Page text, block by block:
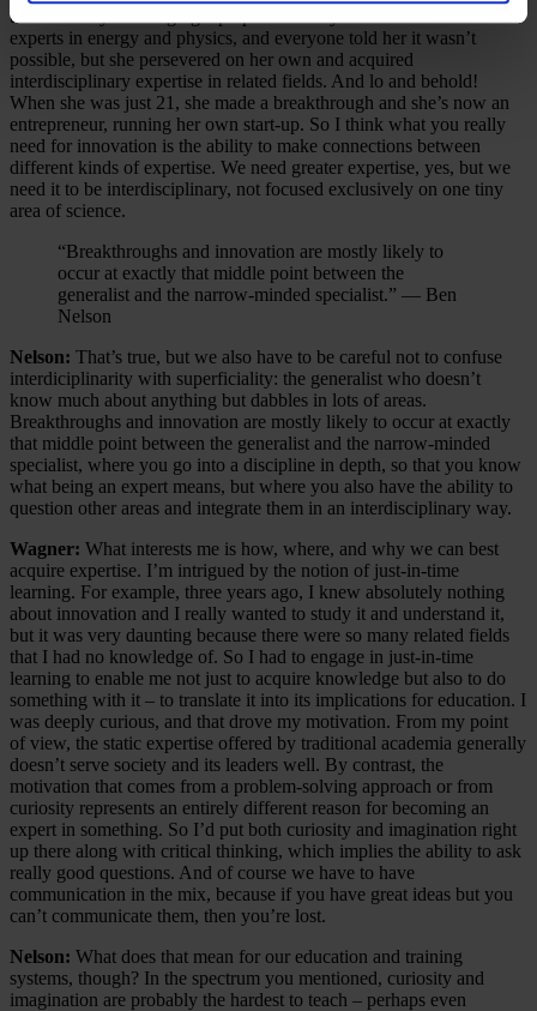
to find a way of charging laptops wirelessly. She consulted all the
experts in energy and physics, and everyone told her it wasn’t
possible, but she persevered on her own and acquired
interdisciplinary expertise in related fields. And lo and behold!
When she was just 21, she made a breakthrough and she’s now an
entrepreneur, running her own start-up. So I think what you really
need for innovation is the ability to make connections between
different kinds of expertise. We need greater expertise, yes, but we
need it to be interdisciplinary, not focused exclusively on one tiny
area of science.
“Breakthroughs and innovation are mostly likely to
occur at exactly that middle point between the
generalist and the narrow-minded specialist.” — Ben
Nelson
Nelson: That’s true, but we also have to be careful not to confuse
interdiciplinarity with superficiality: the generalist who doesn’t
know much about anything but dabbles in lots of areas.
Breakthroughs and innovation are mostly likely to occur at exactly
that middle point between the generalist and the narrow-minded
specialist, where you go into a discipline in depth, so that you know
what being an expert means, but where you also have the ability to
question other areas and integrate them in an interdisciplinary way.
Wagner: What interests me is how, where, and why we can best
acquire expertise. I’m intrigued by the notion of just-in-time
learning. For example, three years ago, I knew absolutely nothing
about innovation and I really wanted to study it and understand it,
but it was very daunting because there were so many related fields
that I had no knowledge of. So I had to engage in just-in-time
learning to enable me not just to acquire knowledge but also to do
something with it – to translate it into its implications for education. I
was deeply curious, and that drove my motivation. From my point
of view, the static expertise offered by traditional academia generally
doesn’t serve society and its leaders well. By contrast, the
motivation that comes from a problem-solving approach or from
curiosity represents an entirely different reason for becoming an
expert in something. So I’d put both curiosity and imagination right
up there along with critical thinking, which implies the ability to ask
really good questions. And of course we have to have
communication in the mix, because if you have great ideas but you
can’t communicate them, then you’re lost.
Nelson: What does that mean for our education and training
systems, though? In the spectrum you mentioned, curiosity and
imagination are probably the hardest to teach – perhaps even